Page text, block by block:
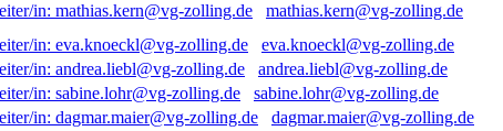
mathias.kern@vg-zolling.de
eva.knoeckl@vg-zolling.de
andrea.liebl@vg-zolling.de
sabine.lohr@vg-zolling.de
dagmar.maier@vg-zolling.de